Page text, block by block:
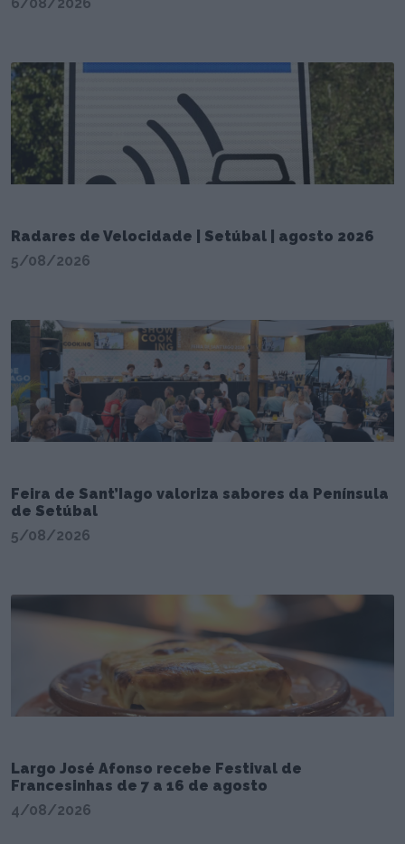
Radares de Velocidade | Setúbal | agosto 2026
5/08/2026
Feira de Sant’Iago valoriza sabores da Península
de Setúbal
5/08/2026
Largo José Afonso recebe Festival de
Francesinhas de 7 a 16 de agosto
4/08/2026